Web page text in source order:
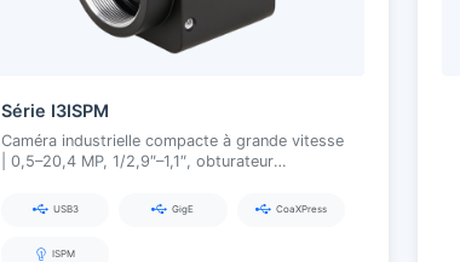
Série I3ISPM
Caméra industrielle compacte à grande vitesse
| 0,5–20,4 MP, 1/2,9″–1,1″, obturateur
GigE / CoaXPress
USB3 GigE CoaXPress
ISPM